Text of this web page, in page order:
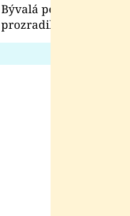
Bývalá pornoherečka
prozradila, co ji
natáčení Euforie.